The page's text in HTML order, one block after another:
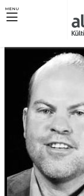
MENU